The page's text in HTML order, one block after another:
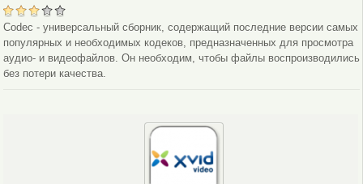
Codec - универсальный сборник, содержащий последние версии самых
популярных и необходимых кодеков, предназначенных для просмотра
аудио- и видеофайлов. Он необходим, чтобы файлы воспроизводились
без потери качества.